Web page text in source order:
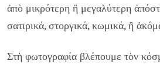
ἀπὸ μικρότερη ἢ μεγαλύτερη
σατιρικά, στοργικά, κωμικά, ἢ
Στὴ φωτογραφία βλέπουμε τὸν